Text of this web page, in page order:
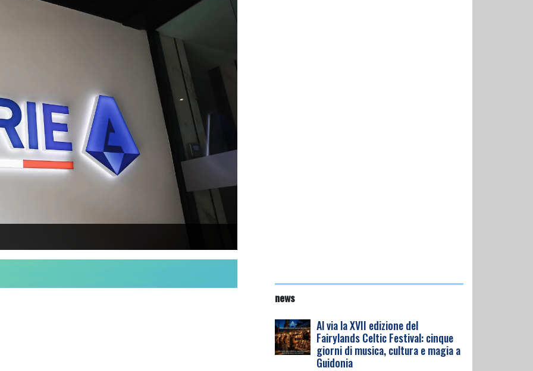
news
Al via la XVII edizione del
Fairylands Celtic Festival: cinque
giorni di musica, cultura e magia a
Guidonia